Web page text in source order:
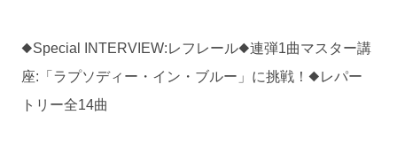
◆Special INTERVIEW:レフレール◆連弾1曲マスター講
座:「ラプソディー・イン・ブルー」に挑戦！◆レパー
トリー全14曲